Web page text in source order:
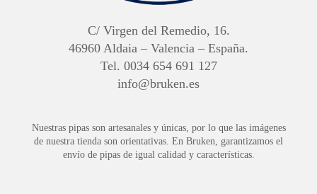
C/ Virgen del Remedio, 16.
46960 Aldaia – Valencia – España.
Tel. 0034 654 691 127
info@bruken.es
Nuestras pipas son artesanales y únicas, por lo que las imágenes
de nuestra tienda son orientativas. En Bruken, garantizamos el
envío de pipas de igual calidad y características.